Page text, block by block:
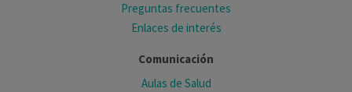
Preguntas frecuentes
Enlaces de interés
Comunicación
Aulas de Salud